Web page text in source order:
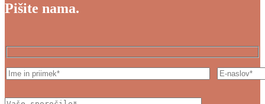
Pišite nama.